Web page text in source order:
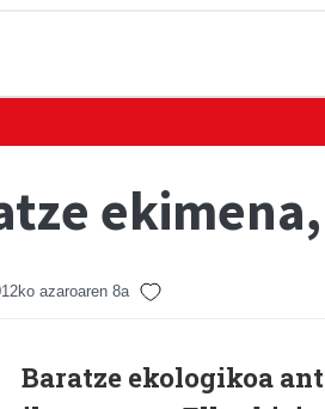
azaroaren 8a
Baratze ekologikoa